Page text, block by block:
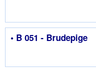
• B 051 - Brudepige